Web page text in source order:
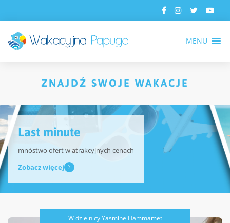
MENU
ZNAJDŹ SWOJE WAKACJE
Last minute
mnóstwo ofert w atrakcyjnych cenach
Zobacz więcej
W dzielnicy Yasmine Hammamet